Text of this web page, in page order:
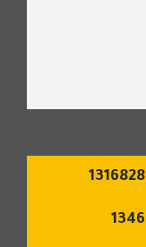
1316828
1346